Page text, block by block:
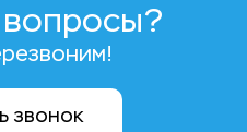
звонок